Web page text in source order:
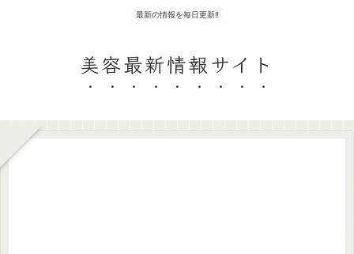
最新の情報を毎日更新‼
美容最新情報サイト